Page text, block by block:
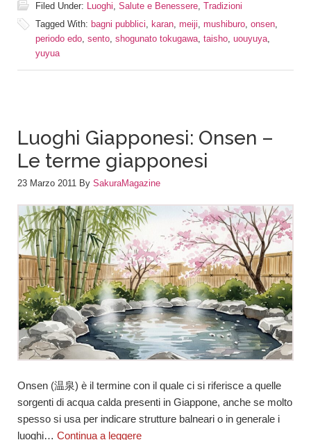
Filed Under: Luoghi, Salute e Benessere, Tradizioni
Tagged With: bagni pubblici, karan, meiji, mushiburo, onsen,
periodo edo, sento, shogunato tokugawa, taisho, uouyuya,
yuyua
Luoghi Giapponesi: Onsen –
Le terme giapponesi
23 Marzo 2011 By SakuraMagazine
Onsen (温泉) è il termine con il quale ci si riferisce a quelle
sorgenti di acqua calda presenti in Giappone, anche se molto
spesso si usa per indicare strutture balneari o in generale i
luoghi… Continua a leggere